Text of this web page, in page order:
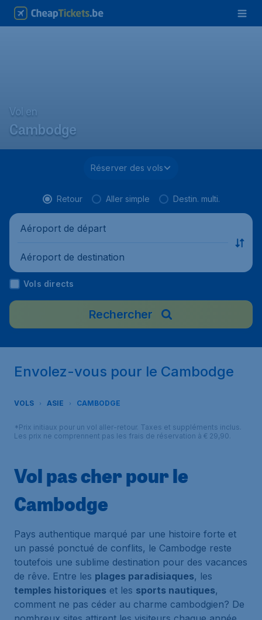
Vol en
Cambodge
Réserver des vols
Retour Aller simple Destin. multi.
Aéroport de départ
Aéroport de destination
Vols directs
Rechercher
Envolez-vous pour le Cambodge
VOLS ASIE CAMBODGE
*Prix initiaux pour un vol aller-retour. Taxes et suppléments inclus.
Les prix ne comprennent pas les frais de réservation à € 29,90.
Vol pas cher pour le
Cambodge
Pays authentique marqué par une histoire forte et
un passé ponctué de conflits, le Cambodge reste
toutefois une sublime destination pour des vacances
de rêve. Entre les plages paradisiaques, les
temples historiques et les sports nautiques,
comment ne pas céder au charme cambodgien? De